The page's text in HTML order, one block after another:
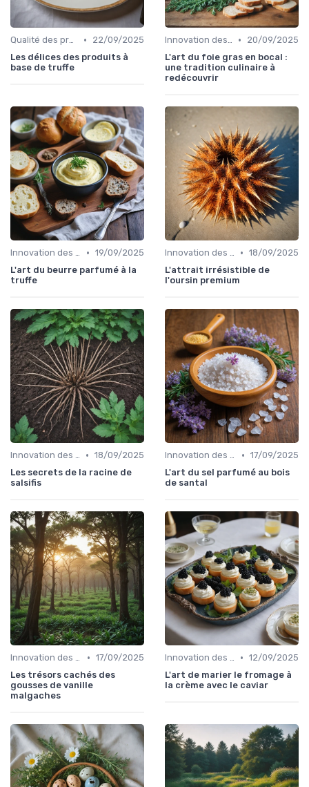
Qualité des produits •
22/09/2025
Les délices des produits à
base de truffe
Innovation des recettes •
20/09/2025
L'art du foie gras en bocal :
une tradition culinaire à
redécouvrir
Innovation des recettes • 19/09/2025
L'art du beurre parfumé à la
truffe
Innovation des recettes • 18/09/2025
L'attrait irrésistible de
l'oursin premium
Innovation des recettes • 18/09/2025
Les secrets de la racine de
salsifis
Innovation des recettes • 17/09/2025
L'art du sel parfumé au bois
de santal
Innovation des recettes • 17/09/2025
Les trésors cachés des
gousses de vanille
malgaches
Innovation des recettes • 12/09/2025
L'art de marier le fromage à
la crème avec le caviar